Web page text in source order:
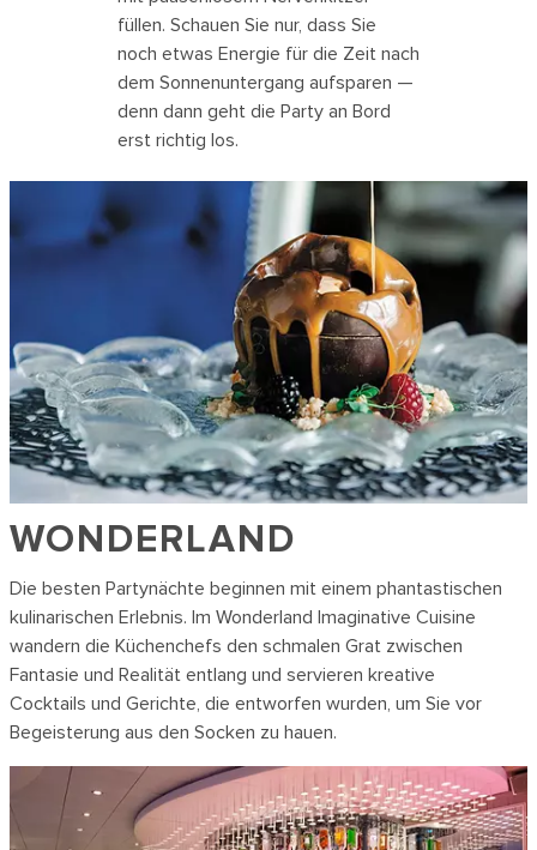
füllen. Schauen Sie nur, dass Sie
noch etwas Energie für die Zeit nach
dem Sonnenuntergang aufsparen —
denn dann geht die Party an Bord
erst richtig los.
WONDERLAND
Die besten Partynächte beginnen mit einem phantastischen
kulinarischen Erlebnis. Im Wonderland Imaginative Cuisine
wandern die Küchenchefs den schmalen Grat zwischen
Fantasie und Realität entlang und servieren kreative
Cocktails und Gerichte, die entworfen wurden, um Sie vor
Begeisterung aus den Socken zu hauen.